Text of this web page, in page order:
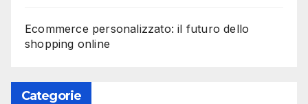
Ecommerce personalizzato: il futuro dello
shopping online
Categorie